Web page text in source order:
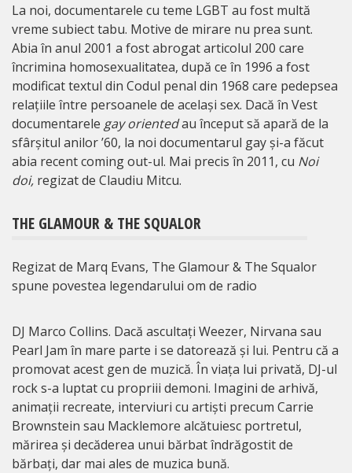
La noi, documentarele cu teme LGBT au fost multă
vreme subiect tabu. Motive de mirare nu prea sunt.
Abia în anul 2001 a fost abrogat articolul 200 care
încrimina homosexualitatea, după ce în 1996 a fost
modificat textul din Codul penal din 1968 care pedepsea
relațiile între persoanele de același sex. Dacă în Vest
documentarele gay orientedau început să apară de la
sfârșitul anilor ’60, la noi documentarul gay și-a făcut
abia recent coming out-ul. Mai precis în 2011, cu Noi
doi, regizat de Claudiu Mitcu.
THE GLAMOUR & THE SQUALOR
Regizat de Marq Evans, The Glamour & The Squalor
spune povestea legendarului om de radio
DJ Marco Collins. Dacă ascultați Weezer, Nirvana sau
Pearl Jam în mare parte i se datorează și lui. Pentru că a
promovat acest gen de muzică. În viața lui privată, DJ-ul
rock s-a luptat cu propriii demoni. Imagini de arhivă,
animații recreate, interviuri cu artiști precum Carrie
Brownstein sau Macklemore alcătuiesc portretul,
mărirea și decăderea unui bărbat îndrăgostit de
bărbați, dar mai ales de muzica bună.